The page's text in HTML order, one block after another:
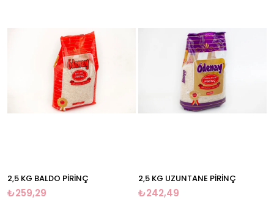
2,5 KG BALDO PİRİNÇ
₺259,29
2,5 KG UZUNTANE PİRİNÇ
₺242,49